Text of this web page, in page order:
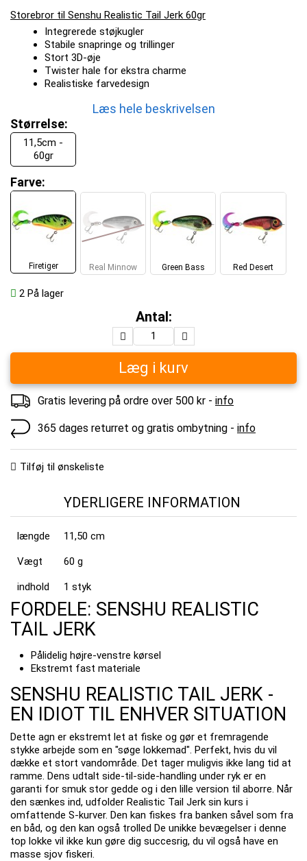
Storebror til Senshu Realistic Tail Jerk 60gr
Integrerede støjkugler
Stabile snapringe og trillinger
Stort 3D-øje
Twister hale for ekstra charme
Realistiske farvedesign
Læs hele beskrivelsen
Størrelse:
11,5cm -
60gr
Farve:
Firetiger Real Minnow Green Bass Red Desert
2 På lager
Antal:
Læg i kurv
Gratis levering på ordre over 500 kr - info
365 dages returret og gratis ombytning - info
Tilføj til ønskeliste
YDERLIGERE INFORMATION
længde 11,50 cm
Vægt 60 g
indhold 1 styk
FORDELE: SENSHU REALISTIC
TAIL JERK
Pålidelig højre-venstre kørsel
Ekstremt fast materiale
SENSHU REALISTIC TAIL JERK -
EN IDIOT TIL ENHVER SITUATION
Dette agn er ekstremt let at fiske og gør et fremragende
stykke arbejde som en "søge lokkemad". Perfekt, hvis du vil
dække et stort vandområde. Det tager muligvis ikke lang tid at
ramme. Dens udtalt side-til-side-handling under ryk er en
garanti for smuk stor gedde og i den lille version til aborre. Når
den sænkes ind, udfolder Realistic Tail Jerk sin kurs i
omfattende S-kurver. Den kan fiskes fra banken såvel som fra
en båd, og den kan også trolled De unikke bevægelser i denne
top lokke vil ikke kun gøre dig succesrig, du vil også have en
masse sjov fiskeri.